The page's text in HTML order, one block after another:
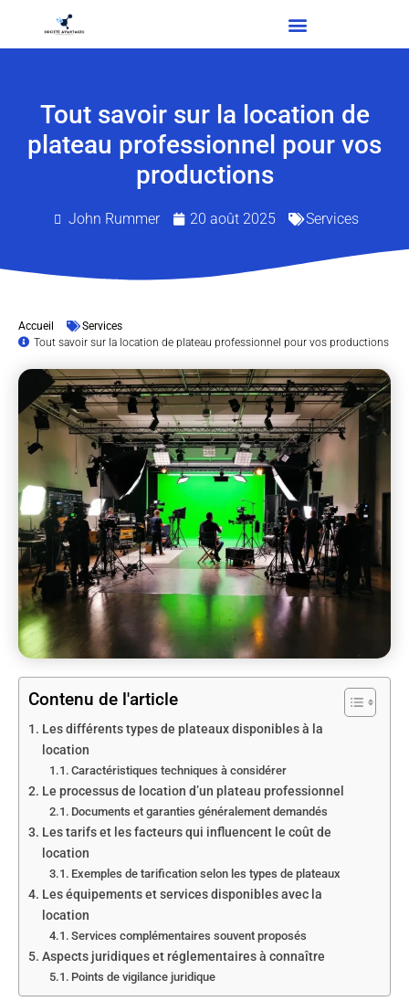
Tout savoir sur la location de
plateau professionnel pour vos
productions
John Rummer 20 août 2025 Services
Accueil
Services
Tout savoir sur la location de plateau professionnel pour vos productions
Contenu de l'article
Les différents types de plateaux disponibles à la
location
Caractéristiques techniques à considérer
Le processus de location d’un plateau professionnel
Documents et garanties généralement demandés
Les tarifs et les facteurs qui influencent le coût de
location
Exemples de tarification selon les types de plateaux
Les équipements et services disponibles avec la
location
Services complémentaires souvent proposés
Aspects juridiques et réglementaires à connaître
Points de vigilance juridique